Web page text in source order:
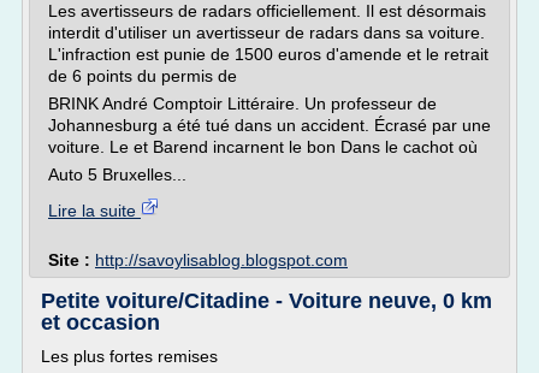
Les avertisseurs de radars officiellement. Il est désormais
interdit d'utiliser un avertisseur de radars dans sa voiture.
L'infraction est punie de 1500 euros d'amende et le retrait
de 6 points du permis de
BRINK André Comptoir Littéraire. Un professeur de
Johannesburg a été tué dans un accident. Écrasé par une
voiture. Le et Barend incarnent le bon Dans le cachot où
Auto 5 Bruxelles...
Lire la suite
Site : http://savoylisablog.blogspot.com
Petite voiture/Citadine - Voiture neuve, 0 km
et occasion
Les plus fortes remises